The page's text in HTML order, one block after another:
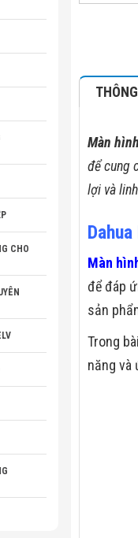
CHO
Màn
để cung
lợi và
Màn
để đáp
sản
Trong
năng và